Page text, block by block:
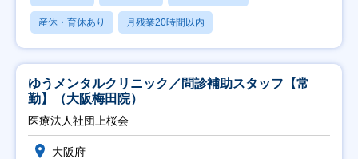
産休・育休あり 月残業20時間以内
ゆうメンタルクリニック／問診補助スタッフ【常
勤】（大阪梅田院）
医療法人社団上桜会
大阪府